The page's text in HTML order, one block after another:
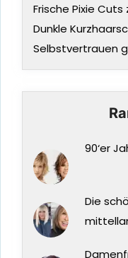
Frische Pixie
Dunkle
Selbstvertrauen
90‘er
Die